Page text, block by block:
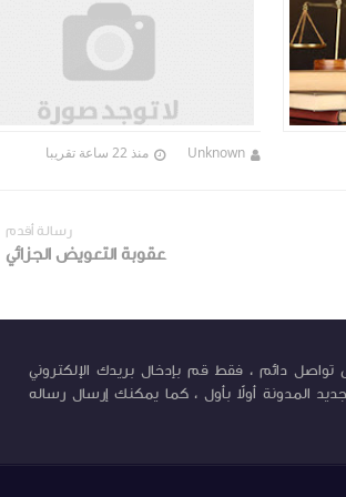
Unknown منذ 22 ساعة تقريبا
رسالة أقدم
عقوبة التعويض الجزائي
تواصل دائم ، فقط قم بإدخال بريدك الإلكتروني
المدونة أولاً بأول ، كما يمكنك إرسال رساله